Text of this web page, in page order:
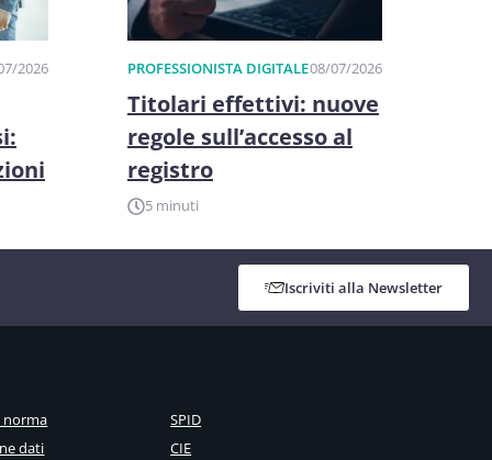
2026 PROFESSIONISTA DIGITALE08/07/2026
Titolari effettivi: nuove
regole sull’accesso al
registro
5 minuti
Iscriviti alla Newsletter
norma
dati
SPID
CIE